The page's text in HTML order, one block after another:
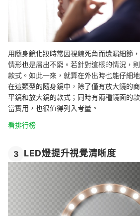
用隨身鏡化妝時常因視線死角而遺漏細節
情形也是層出不窮。若針對這樣的情況，
款式。如此一來，就算在外出時也能仔細
在這類型的隨身鏡中，除了僅有放大鏡的
平鏡和放大鏡的款式；同時有兩種鏡面的
當實用，也很值得列入考量。
看排行榜
3 LED燈提升視覺清晰度